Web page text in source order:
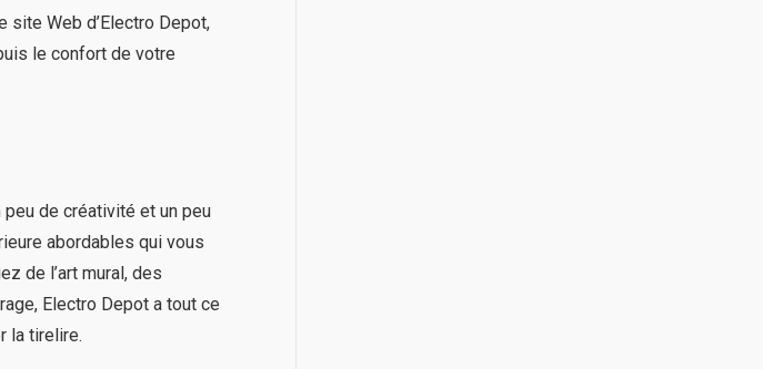
Web d’Electro Depot,
le confort de votre
de créativité et un peu
abordables qui vous
de l’art mural, des
Electro Depot a tout ce
la tirelire.